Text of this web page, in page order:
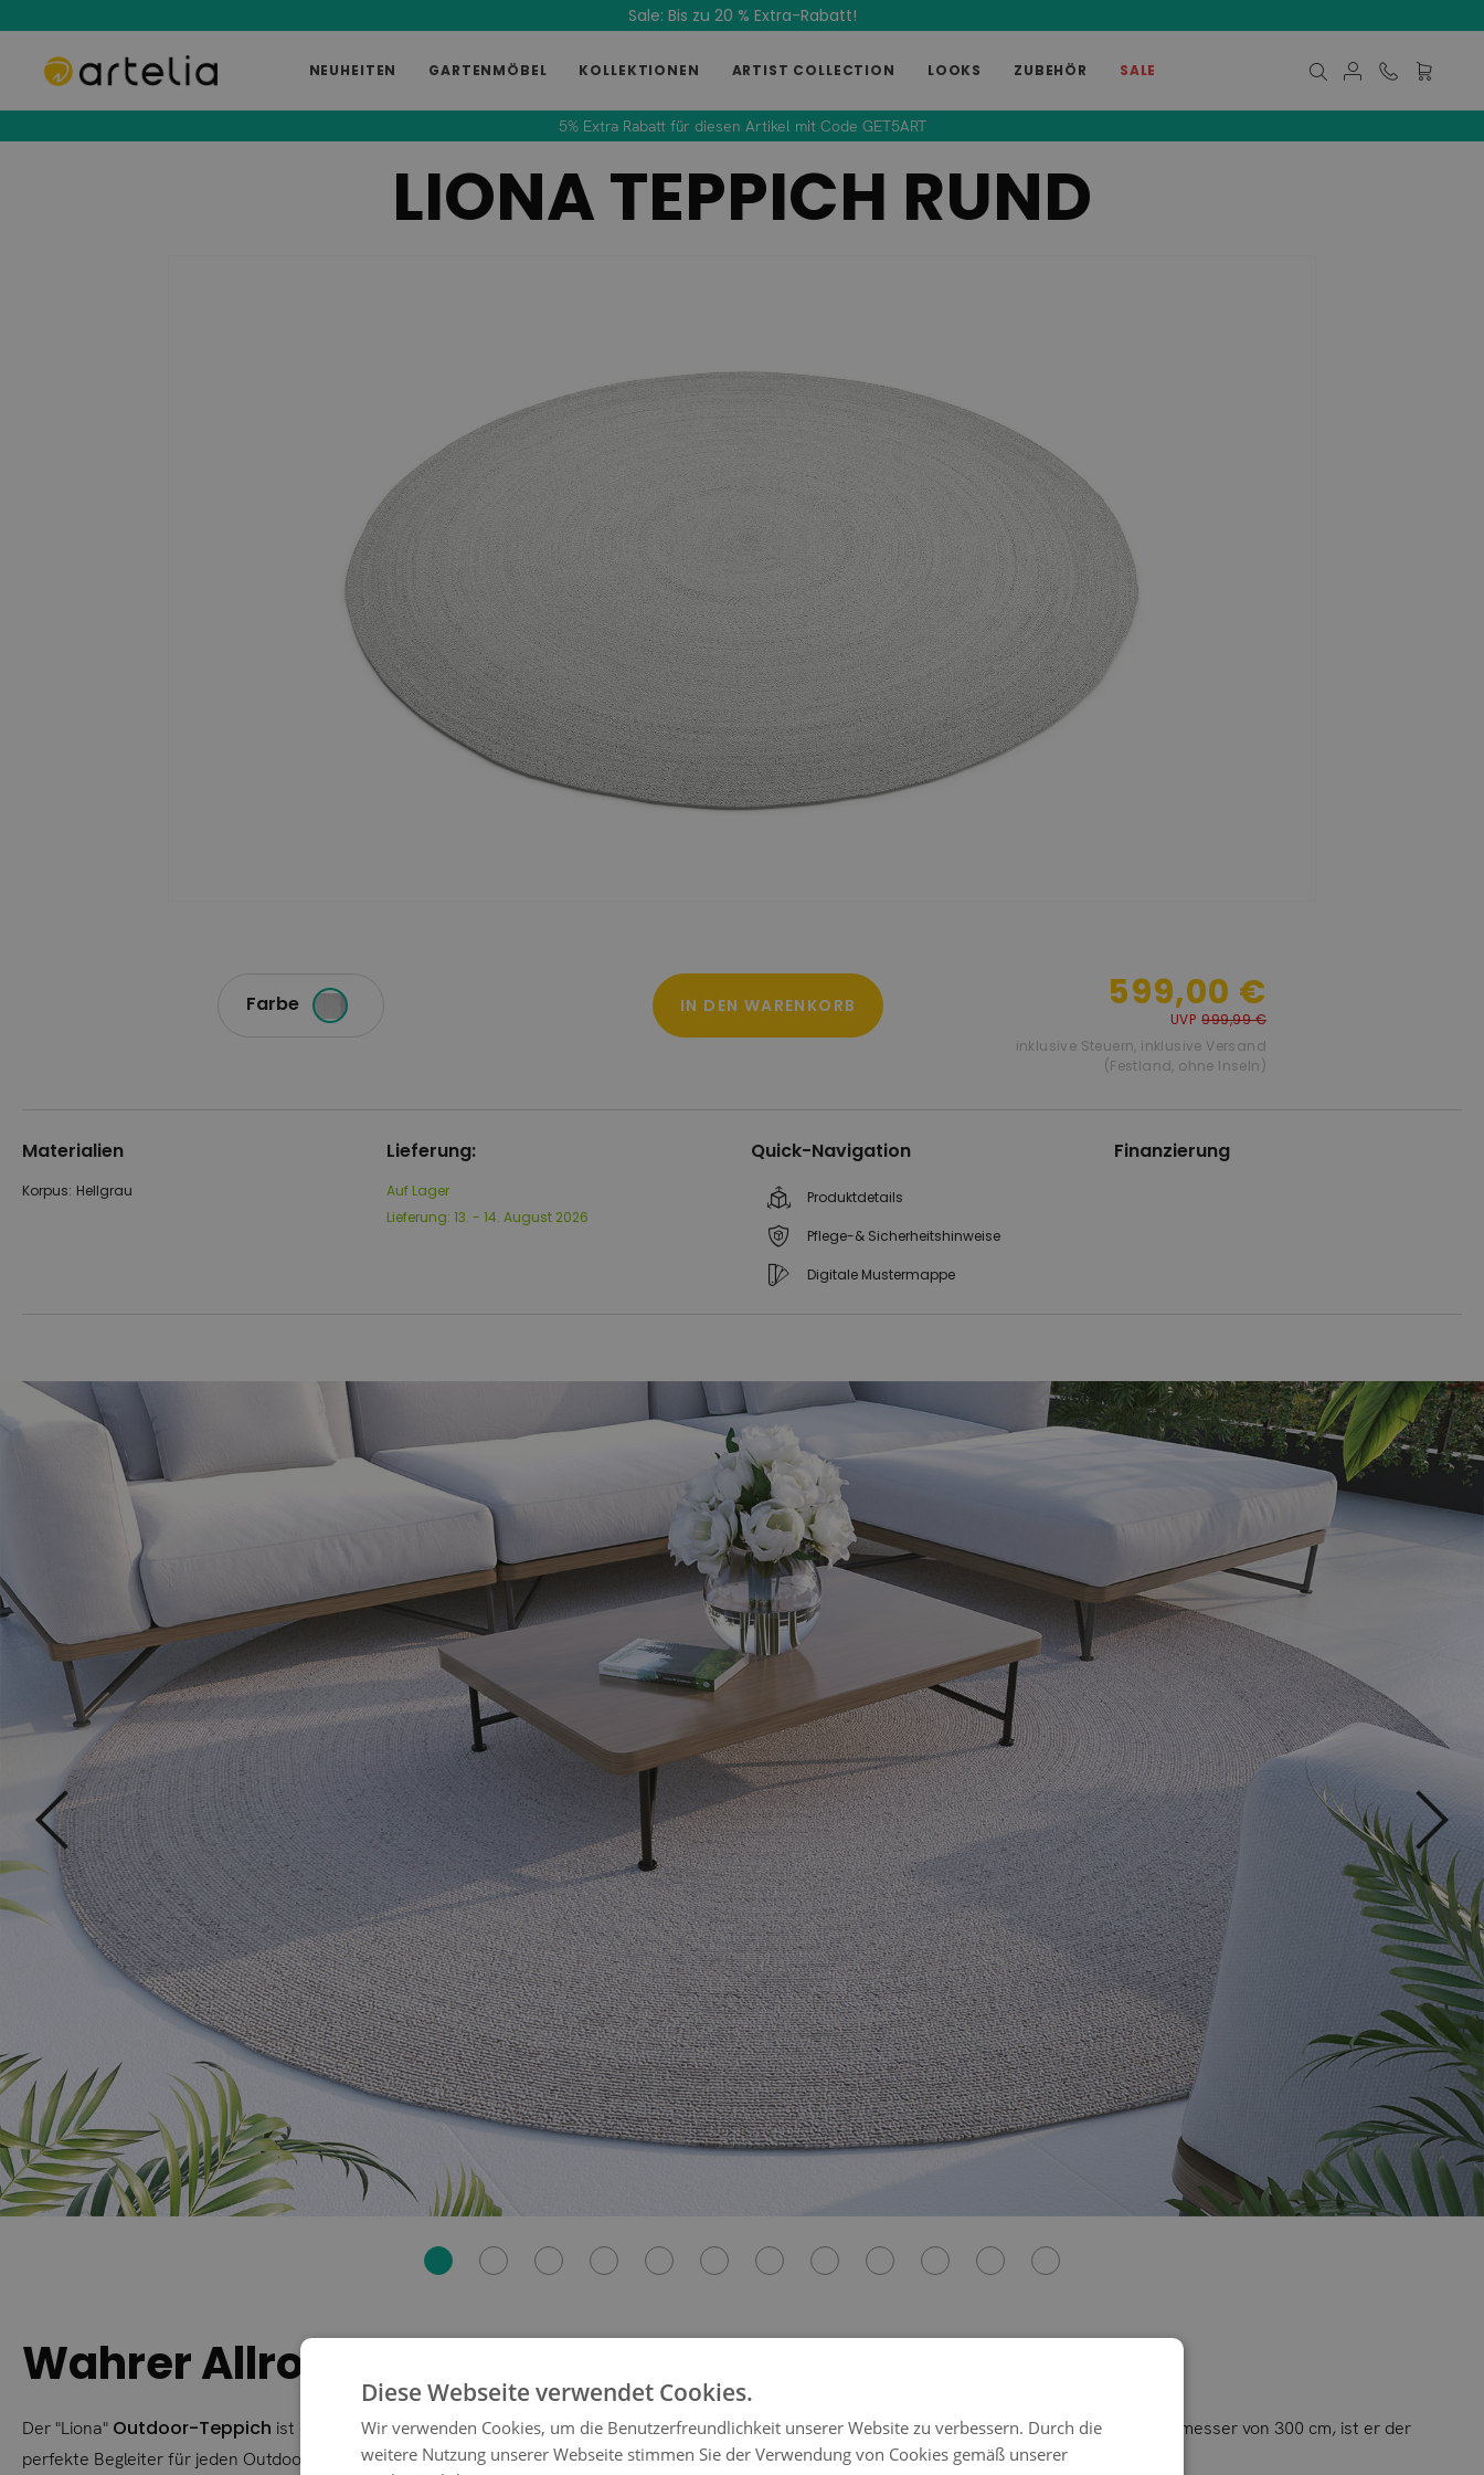
Sale: Bis zu 20 % Extra-Rabatt!
NEUHEITEN GARTENMÖBEL KOLLEKTIONEN ARTIST COLLECTION LOOKS ZUBEHÖR SALE
5% Extra Rabatt für diesen Artikel mit Code GET5ART
LIONA TEPPICH RUND
Farbe IN DEN WARENKORB 599,00 €
UVP 999,99 €
inklusive Steuern, inklusive Versand
(Festland, ohne Inseln)
Materialien
Korpus: Hellgrau
Lieferung:
Auf Lager
Lieferung: 13. - 14. August 2026
Quick-Navigation
Produktdetails
Pflege-& Sicherheitshinweise
Digitale Mustermappe
Finanzierung
der
der
Wahrer Allrounder!
Der "Liona" Outdoor-Teppich ist eine wahre Augenweide und fügt sich perfekt in jede Umgebung ein. Mit seinemrundenDesign und einem Durchmesser von 300 cm, ist er der
perfekte Begleiter für jeden Outdoorbereich, der eine natürliche Anmutung verleihen möchte.
Diese Webseite verwendet Cookies.
Wir verwenden Cookies, um die Benutzerfreundlichkeit unserer Website zu verbessern. Durch die
weitere Nutzung unserer Webseite stimmen Sie der Verwendung von Cookies gemäß unserer